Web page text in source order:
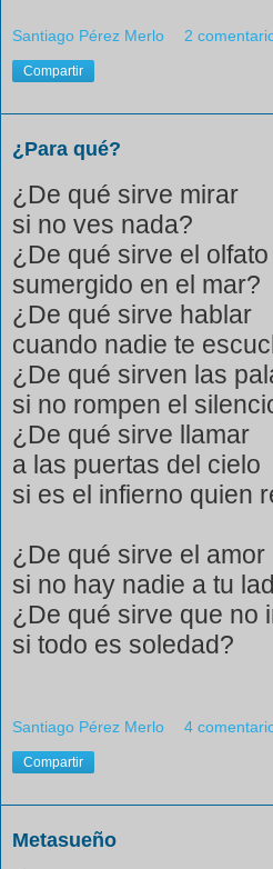
Santiago Pérez Merlo 2
Compartir
¿Para qué?
¿De qué sirve mirar
si no ves nada?
¿De qué sirve el olfato
sumergido en el mar?
¿De qué sirve hablar
cuando nadie te
¿De qué sirven las
si no rompen el
¿De qué sirve llamar
a las puertas del cielo
si es el infierno quien
¿De qué sirve el amor
si no hay nadie a tu
¿De qué sirve que no
si todo es soledad?
Santiago Pérez Merlo 4
Compartir
Metasueño